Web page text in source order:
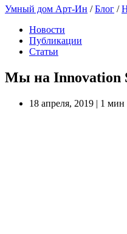
Умный дом Арт-Ин /Блог /
Новости
Публикации
Статьи
Мы на Innovation
18 апреля, 2019 | 1 мин